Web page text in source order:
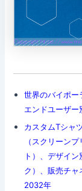
世界のバイポー
エンドユーザー
カスタムTシャ
（スクリーン
ト）、デザイ
ク）、販売チ
2032年